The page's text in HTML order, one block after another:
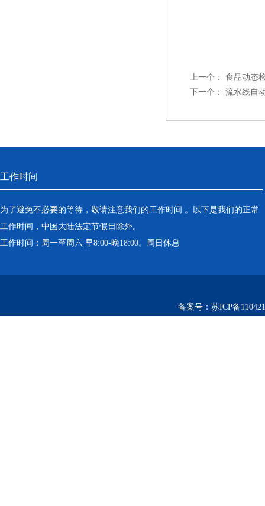
上一个：
食品动态
下一个：
流水线自
工作时间
为了避免不必要的等待，敬请注意我们的工作时间 。以下是我们的正常
工作时间，中国大陆法定节假日除外。
工作时间：周一至周六 早8:00-晚18:00。周日休息
备案号： 苏ICP备